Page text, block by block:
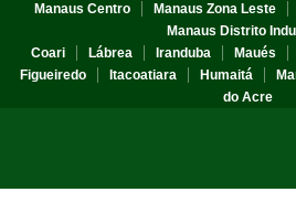
Manaus Centro Manaus Zona Leste
Manaus Distrito
Coari
Lábrea Iranduba Maués
Figueiredo
Itacoatiara Humaitá
do Acre